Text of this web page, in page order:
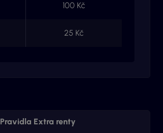
100 Kč
25 Kč
Pravidla Extra renty